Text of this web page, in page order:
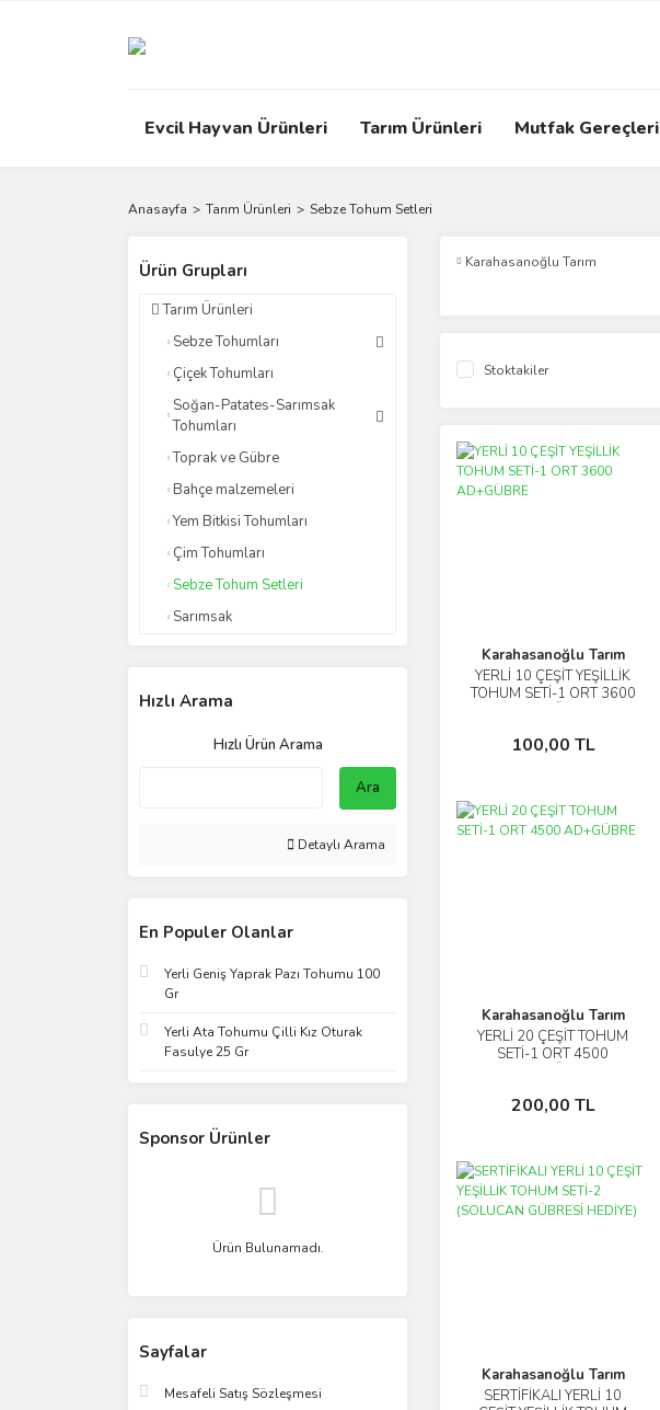
Evcil Hayvan Ürünleri Tarım Ürünleri Mutfak Gereçleri
Anasayfa Tarım Ürünleri Sebze Tohum Setleri
Ürün Grupları
Tarım Ürünleri
Sebze Tohumları
Çiçek Tohumları
Soğan-Patates-Sarımsak
Tohumları
Toprak ve Gübre
Bahçe malzemeleri
Yem Bitkisi Tohumları
Çim Tohumları
Sebze Tohum Setleri
Sarımsak
Hızlı Arama
Hızlı Ürün Arama
Ara
Detaylı Arama
En Populer Olanlar
Yerli Geniş Yaprak Pazı Tohumu 100
Gr
Yerli Ata Tohumu Çilli Kız Oturak
Fasulye 25 Gr
Sponsor Ürünler
Ürün Bulunamadı.
Sayfalar
Mesafeli Satış Sözleşmesi
Karahasanoğlu Tarım
Stoktakiler
Karahasanoğlu Tarım
YERLİ 10 ÇEŞİT YEŞİLLİK
TOHUM SETİ-1 ORT 3600
100,00 TL
İncele
Sepete Ekle
Karahasanoğlu Tarım
YERLİ 20 ÇEŞİT TOHUM
SETİ-1 ORT 4500
200,00 TL
İncele
Sepete Ekle
Karahasanoğlu Tarım
SERTİFİKALI YERLİ 10
İncele